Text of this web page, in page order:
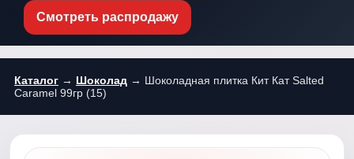
Смотреть распродажу
Каталог → Шоколад → Шоколадная плитка Кит Кат Salted
Caramel 99гр (15)